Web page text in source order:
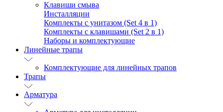
Клавиши смыва
Инсталляции
Комплекты с унитазом (Set 4 в 1)
Комплекты с клавишами (Set 2 в 1)
Наборы и комплектующие
Линейные трапы
Комплектующие для линейных трапов
Трапы
Арматура